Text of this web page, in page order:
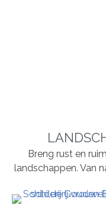
Breng rust en
landschappen. Van